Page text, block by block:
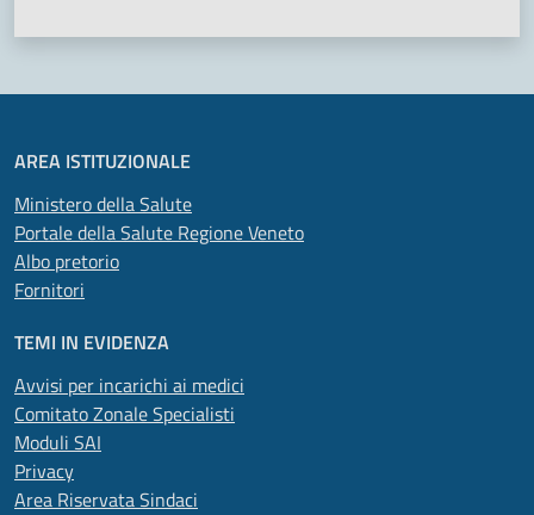
AREA ISTITUZIONALE
Ministero della Salute
Portale della Salute Regione Veneto
Albo pretorio
Fornitori
TEMI IN EVIDENZA
Avvisi per incarichi ai medici
Comitato Zonale Specialisti
Moduli SAI
Privacy
Area Riservata Sindaci